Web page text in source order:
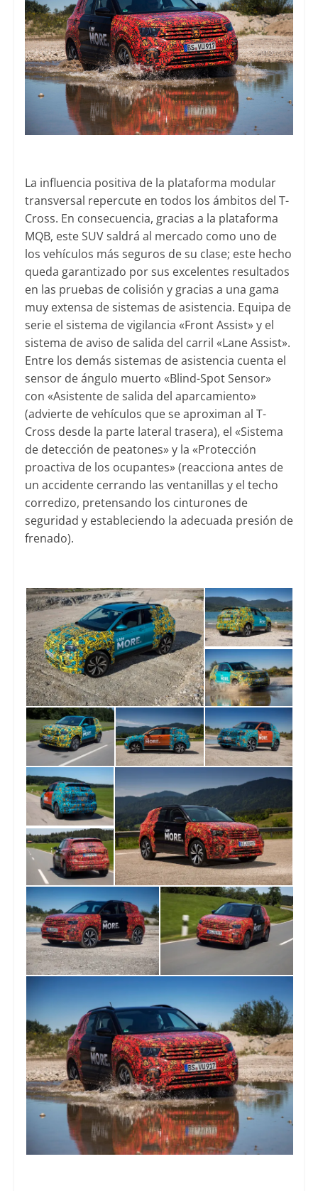
La influencia positiva de la plataforma modular
transversal repercute en todos los ámbitos del T-
Cross. En consecuencia, gracias a la plataforma
MQB, este SUV saldrá al mercado como uno de
los vehículos más seguros de su clase; este hecho
queda garantizado por sus excelentes resultados
en las pruebas de colisión y gracias a una gama
muy extensa de sistemas de asistencia. Equipa de
serie el sistema de vigilancia «Front Assist» y el
sistema de aviso de salida del carril «Lane Assist».
Entre los demás sistemas de asistencia cuenta el
sensor de ángulo muerto «Blind-Spot Sensor»
con «Asistente de salida del aparcamiento»
(advierte de vehículos que se aproximan al T-
Cross desde la parte lateral trasera), el «Sistema
de detección de peatones» y la «Protección
proactiva de los ocupantes» (reacciona antes de
un accidente cerrando las ventanillas y el techo
corredizo, pretensando los cinturones de
seguridad y estableciendo la adecuada presión de
frenado).